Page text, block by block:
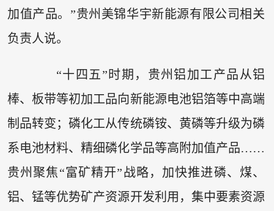
加值产品。”贵州美锦华宇新能源有限公司相关
负责人说。
“十四五”时期，贵州铝加工产品从铝
棒、板带等初加工品向新能源电池铝箔等中高端
制品转变；磷化工从传统磷铵、黄磷等升级为磷
系电池材料、精细磷化学品等高附加值产品……
贵州聚焦“富矿精开”战略，加快推进磷、煤、
铝、锰等优势矿产资源开发利用，集中要素资源